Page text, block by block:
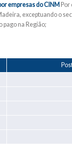
empresas do CINM Por
exceptuando o
pago na Região;